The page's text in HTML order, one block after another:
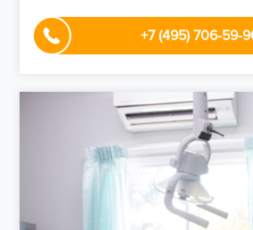
+7 (495) 706-59-